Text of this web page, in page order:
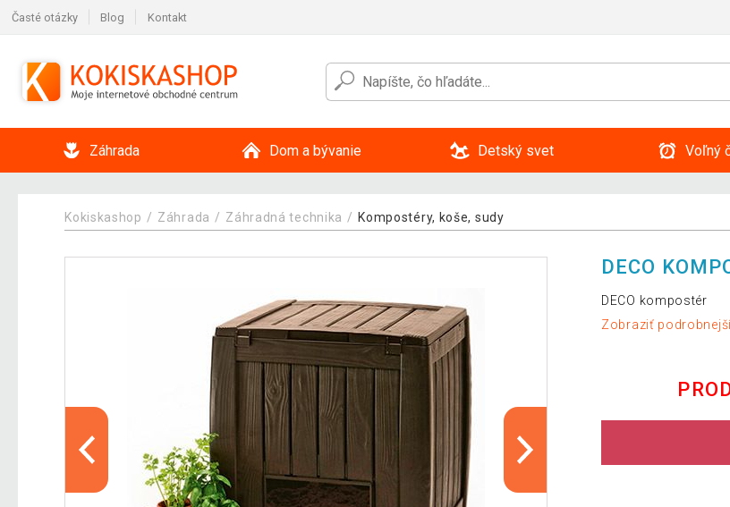
Časté otázky Blog Kontakt
Záhrada Dom a bývanie Detský svet Voľný
Kokiskashop Záhrada Záhradná technika Kompostéry, koše, sudy
DECO
DECO kompostér
Zobraziť